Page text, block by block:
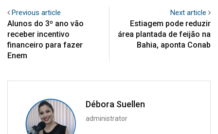
Previous article
Alunos do 3º ano vão
receber incentivo
financeiro para fazer
Enem
Next article
Estiagem pode reduzir
área plantada de feijão na
Bahia, aponta Conab
Débora Suellen
administrator